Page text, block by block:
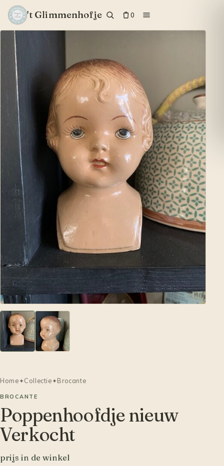
't Glimmenhofje 0
Home✦Collectie✦Brocante
BROCANTE
Poppenhoofdje nieuw
Verkocht
prijs in de winkel